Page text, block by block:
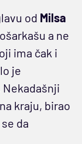
od Milsa
a ne
ima čak i
je
kraju, birao
da